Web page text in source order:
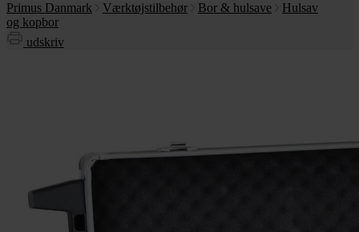
Primus Danmark Værktøjstilbehør Bor & hulsave
Hulsav
og kopbor
udskriv